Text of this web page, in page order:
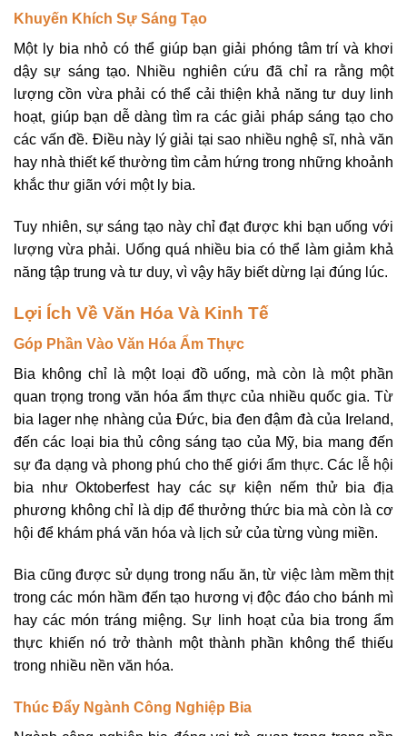
Khuyến Khích Sự Sáng Tạo
Một ly bia nhỏ có thể giúp bạn giải phóng tâm trí và khơi
dậy sự sáng tạo. Nhiều nghiên cứu đã chỉ ra rằng một
lượng cồn vừa phải có thể cải thiện khả năng tư duy linh
hoạt, giúp bạn dễ dàng tìm ra các giải pháp sáng tạo cho
các vấn đề. Điều này lý giải tại sao nhiều nghệ sĩ, nhà văn
hay nhà thiết kế thường tìm cảm hứng trong những khoảnh
khắc thư giãn với một ly bia.
Tuy nhiên, sự sáng tạo này chỉ đạt được khi bạn uống với
lượng vừa phải. Uống quá nhiều bia có thể làm giảm khả
năng tập trung và tư duy, vì vậy hãy biết dừng lại đúng lúc.
Lợi Ích Về Văn Hóa Và Kinh Tế
Góp Phần Vào Văn Hóa Ẩm Thực
Bia không chỉ là một loại đồ uống, mà còn là một phần
quan trọng trong văn hóa ẩm thực của nhiều quốc gia. Từ
bia lager nhẹ nhàng của Đức, bia đen đậm đà của Ireland,
đến các loại bia thủ công sáng tạo của Mỹ, bia mang đến
sự đa dạng và phong phú cho thế giới ẩm thực. Các lễ hội
bia như Oktoberfest hay các sự kiện nếm thử bia địa
phương không chỉ là dịp để thưởng thức bia mà còn là cơ
hội để khám phá văn hóa và lịch sử của từng vùng miền.
Bia cũng được sử dụng trong nấu ăn, từ việc làm mềm thịt
trong các món hầm đến tạo hương vị độc đáo cho bánh mì
hay các món tráng miệng. Sự linh hoạt của bia trong ẩm
thực khiến nó trở thành một thành phần không thể thiếu
trong nhiều nền văn hóa.
Thúc Đẩy Ngành Công Nghiệp Bia